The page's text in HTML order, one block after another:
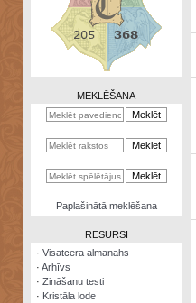
Zināšanu
kalkulators
Nomētātās
MEKLĒŠANA
Paplašinātā meklēšana
RESURSI
· Visatcera almanahs
· Arhīvs
· Zināšanu testi
· Kristāla lode